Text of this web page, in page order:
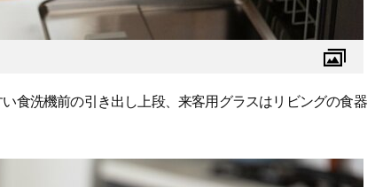
食洗機前の引き出し上段、来客用グラスはリビングの食器